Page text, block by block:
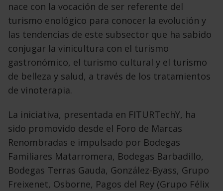
nace con la vocación de ser referente del
turismo enológico para conocer la evolución y
las tendencias de este subsector que ha sabido
conjugar la vinicultura con el turismo
gastronómico, el turismo cultural y el turismo
de belleza y salud, a través de los tratamientos
de vinoterapia.
La iniciativa, presentada en FITURTechY, ha
sido promovido desde el Foro de Marcas
Renombradas e impulsado por Bodegas
Familiares Matarromera, Bodegas Barbadillo,
Bodegas Terras Gauda, González-Byass, Grupo
Freixenet, Osborne, Pagos del Rey (Grupo Félix